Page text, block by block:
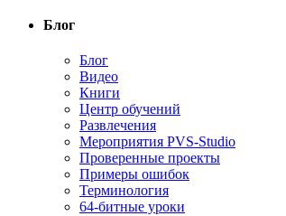
Блог
Блог
Видео
Книги
Центр обучений
Развлечения
Мероприятия PVS-Studio
Проверенные проекты
Примеры ошибок
Терминология
64-битные уроки